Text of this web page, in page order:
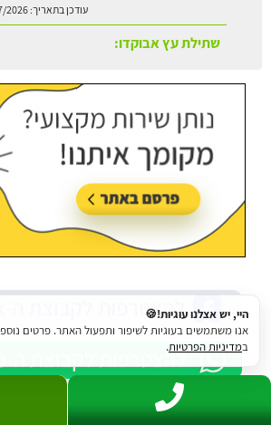
עודכן בתאריך:21/07/2026,
היי, יש אצלנו עוגיות!🍪
אנו משתמשים בעוגיות לשיפור ותפעול האתר. פרטים
במדיניות הפרטיות.